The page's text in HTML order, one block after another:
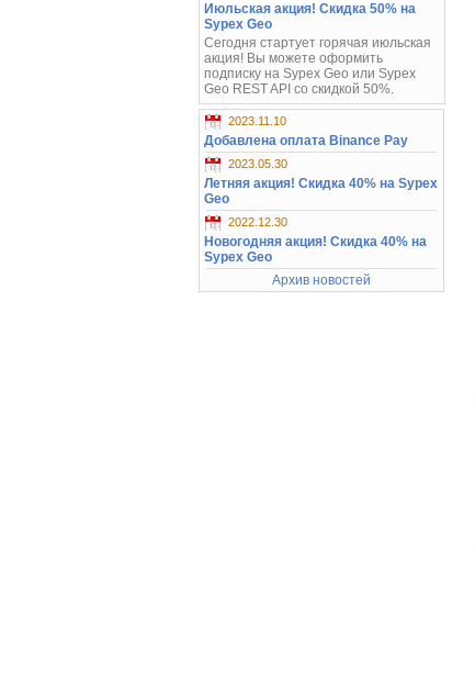
Июльская акция! Скидка 50% на
Sypex Geo
Сегодня стартует горячая июльская
акция! Вы можете оформить
подписку на Sypex Geo или Sypex
Geo REST API со скидкой 50%.
2023.11.10
Добавлена оплата Binance Pay
2023.05.30
Летняя акция! Скидка 40% на Sypex
Geo
2022.12.30
Новогодняя акция! Скидка 40% на
Sypex Geo
Архив новостей